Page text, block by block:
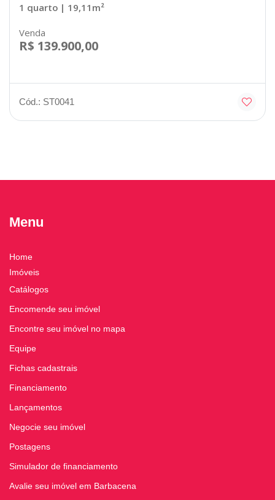
1 quarto | 19,11m²
Venda
R$ 139.900,00
Cód.: ST0041
Menu
Home
Imóveis
Catálogos
Encomende seu imóvel
Encontre seu imóvel no mapa
Equipe
Fichas cadastrais
Financiamento
Lançamentos
Negocie seu imóvel
Postagens
Simulador de financiamento
Avalie seu imóvel em Barbacena